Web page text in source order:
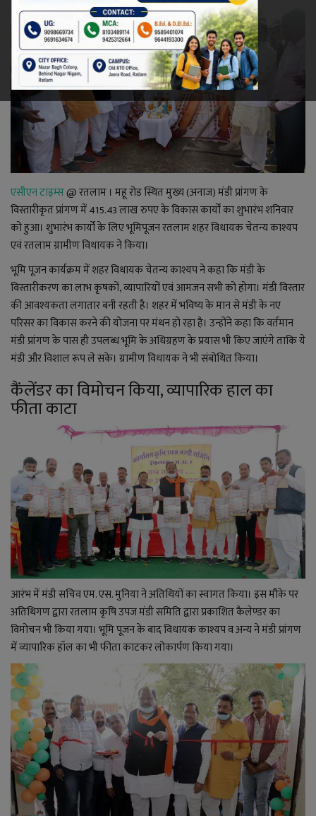
रेलवे
खेल
ज्योतिष
कला-साहित्य
निर्वाचन
धर्म-संस्कृति
करियर
वीडियो
YouTube
Language
English Hiindi
एसीएन टाइम्स@ रतलाम । महू रोड स्थित मुख्य (अनाज) मंडी प्रांगण के
विस्तारीकृत प्रांगण में 415.43 लाख रुपए के विकास कार्यों का शुभारंभ शनिवार
को हुआ। शुभारंभ कार्यों के लिए भूमिपूजन रतलाम शहर विधायक चेतन्य काश्यप
एवं रतलाम ग्रामीण विधायक ने किया।
भूमि पूजन कार्यक्रम में शहर विधायक चेतन्य काश्यप ने कहा कि मंडी के
विस्तारीकरण का लाभ कृषकों, व्यापारियों एवं आमजन सभी को होगा। मंडी विस्तार
की आवश्यकता लगातार बनी रहती है। शहर में भविष्य के मान से मंडी के नए
परिसर का विकास करने की योजना पर मंथन हो रहा है। उन्होंने कहा कि वर्तमान
मंडी प्रांगण के पास ही उपलब्ध भूमि के अधिग्रहण के प्रयास भी किए जाएंगे ताकि ये
मंडी और विशाल रूप ले सके। ग्रामीण विधायक ने भी संबोधित किया।
कैंलेंडर का विमोचन किया, व्यापारिक हाल का
फीता काटा
आरंभ में मंडी सचिव एम. एस. मुनिया ने अतिथियों का स्वागत किया। इस मौके पर
अतिथिगण द्वारा रतलाम कृषि उपज मंडी समिति द्वारा प्रकाशित कैलेण्डर का
विमोचन भी किया गया। भूमि पूजन के बाद विधायक काश्यप व अन्य ने मंडी प्रांगण
में व्यापारिक हॉल का भी फीता काटकर लोकार्पण किया गया।